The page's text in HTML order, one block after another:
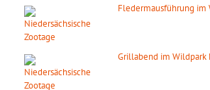
Fledermausführung im
Grillabend im Wildpark